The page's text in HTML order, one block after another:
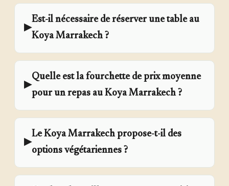
▶
Est-il nécessaire de réserver une table au
Koya Marrakech ?
▶
Quelle est la fourchette de prix moyenne
pour un repas au Koya Marrakech ?
▶
Le Koya Marrakech propose-t-il des
options végétariennes ?